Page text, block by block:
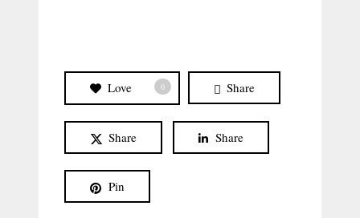
Love 0 Share
Share Share
Pin